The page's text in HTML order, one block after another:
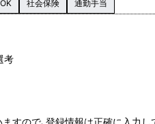
社会保険 通勤手当
考
すので､登録情報は正確に入力し